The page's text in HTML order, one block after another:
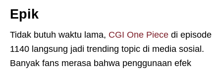
Epik
Tidak butuh waktu lama, CGI One Piece di episode
1140 langsung jadi trending topic di media sosial.
Banyak fans merasa bahwa penggunaan efek